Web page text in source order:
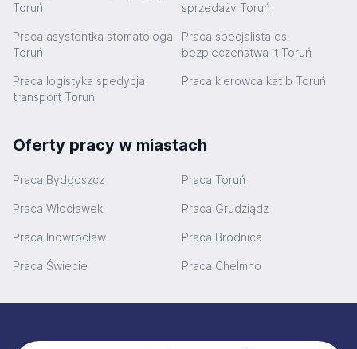
Toruń
sprzedaży Toruń
Praca asystentka stomatologa
Toruń
Praca specjalista ds.
bezpieczeństwa it Toruń
Praca logistyka spedycja
transport Toruń
Praca kierowca kat b Toruń
Oferty pracy w miastach
Praca Bydgoszcz Praca Toruń
Praca Włocławek Praca Grudziądz
Praca Inowrocław Praca Brodnica
Praca Świecie Praca Chełmno